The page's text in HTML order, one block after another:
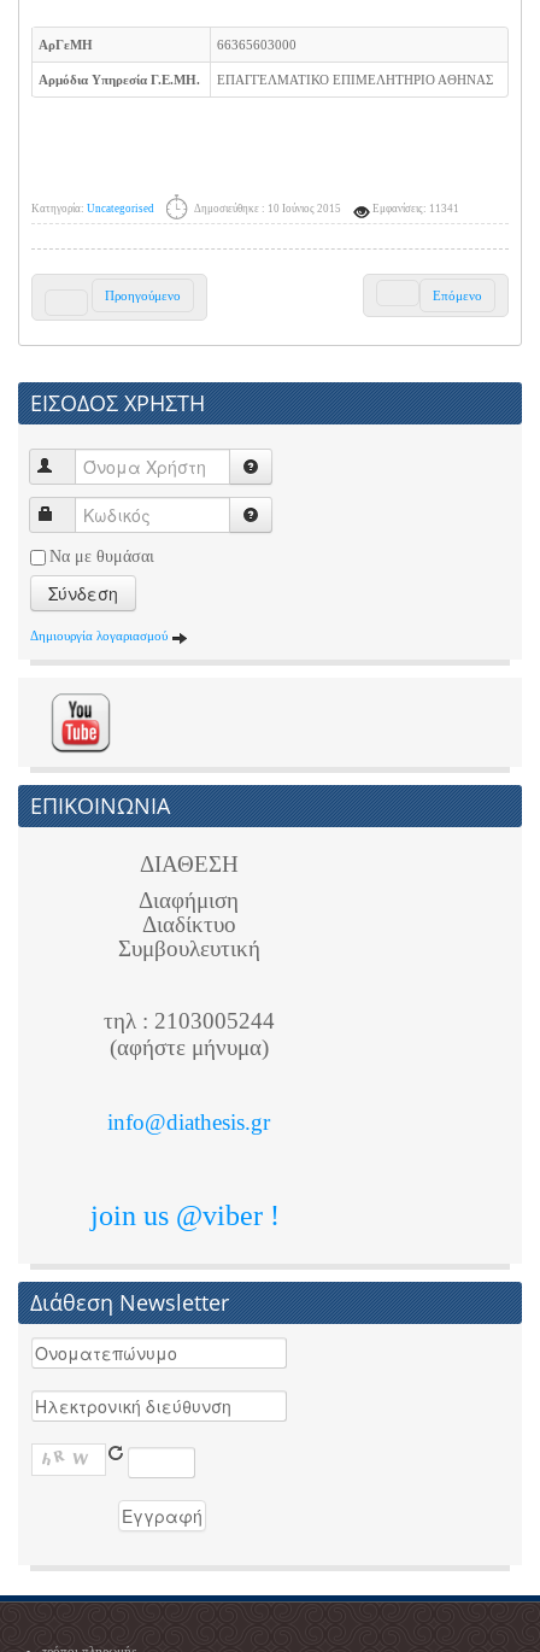
ΑρΓεΜΗ 66365603000
Αρμόδια Υπηρεσία Γ.Ε.ΜΗ. ΕΠΑΓΓΕΛΜΑΤΙΚΟ ΕΠΙΜΕΛΗΤΗΡΙΟ ΑΘΗΝΑΣ
Κατηγορία: Uncategorised Δημοσιεύθηκε : 10 Ιούνιος 2015 Εμφανίσεις: 11341
Προηγούμενο Επόμενο
ΕΙΣΟΔΟΣ ΧΡΗΣΤΗ
Να με θυμάσαι
Σύνδεση
Δημιουργία λογαριασμού
ΕΠΙΚΟΙΝΩΝΙΑ
ΔΙΑΘΕΣΗ
Διαφήμιση
Διαδίκτυο
Συμβουλευτική
τηλ : 2103005244
(αφήστε μήνυμα)
info@diathesis.gr
join us @viber !
Διάθεση Newsletter